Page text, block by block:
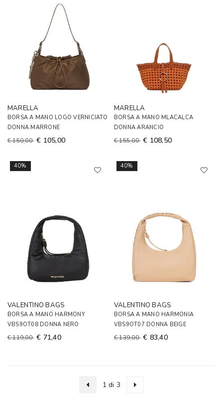
MARELLA
BORSA A MANO LOGO VERNICIATO
DONNA MARRONE
€ 150,00 € 105,00
MARELLA
BORSA A MANO MLACALCA
DONNA ARANCIO
€ 155,00 € 108,50
40%
VALENTINO BAGS
BORSA A MANO HARMONY
VBS9OT08 DONNA NERO
€ 119,00 € 71,40
40%
VALENTINO BAGS
BORSA A MANO HARMONIA
VBS9OT07 DONNA BEIGE
€ 139,00 € 83,40
1 di 3